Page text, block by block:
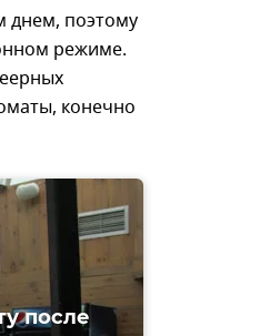
днем, поэтому
режиме.
конечно
после